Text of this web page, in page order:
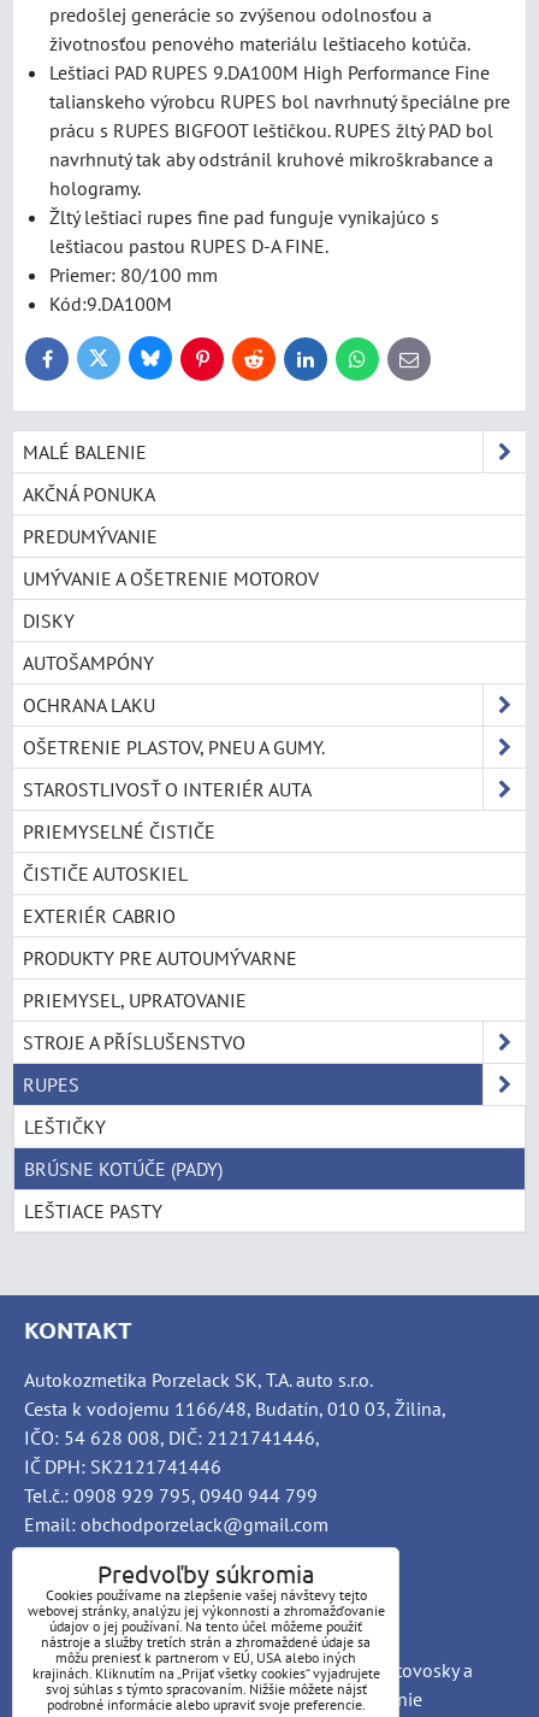
predošlej generácie so zvýšenou odolnosťou a
životnosťou penového materiálu leštiaceho kotúča.
Leštiaci PAD RUPES 9.DA100M High Performance Fine
talianskeho výrobcu RUPES bol navrhnutý špeciálne pre
prácu s RUPES BIGFOOT leštičkou. RUPES žltý PAD bol
navrhnutý tak aby odstránil kruhové mikroškrabance a
hologramy.
Žltý leštiaci rupes fine pad funguje vynikajúco s
leštiacou pastou RUPES D-A FINE.
Priemer: 80/100 mm
Kód:9.DA100M
FacebookTwitter BlueskyPinterestReddit LinkedInWhatsApp
E-
mail
MALÉ BALENIE
AKČNÁ PONUKA
PREDUMÝVANIE
UMÝVANIE A OŠETRENIE MOTOROV
DISKY
AUTOŠAMPÓNY
OCHRANA LAKU
OŠETRENIE PLASTOV, PNEU A GUMY.
STAROSTLIVOSŤ O INTERIÉR AUTA
PRIEMYSELNÉ ČISTIČE
ČISTIČE AUTOSKIEL
EXTERIÉR CABRIO
PRODUKTY PRE AUTOUMÝVARNE
PRIEMYSEL, UPRATOVANIE
STROJE A PŘÍSLUŠENSTVO
RUPES
LEŠTIČKY
BRÚSNE KOTÚČE (PADY)
LEŠTIACE PASTY
KONTAKT
Autokozmetika Porzelack SK, T.A. auto s.r.o.
Cesta k vodojemu 1166/48, Budatín, 010 03, Žilina,
IČO: 54 628 008, DIČ: 2121741446,
IČ DPH: SK2121741446
Tel.č.: 0908 929 795, 0940 944 799
Email: obchodporzelack@gmail.com
INFO
PORZELACK SK Autochémia, car-detailing, autovosky a
brúsne pasty, čističe interiéru a exteriéru, čistenie
Predvoľby súkromia
Cookies používame na zlepšenie vašej návštevy tejto
webovej stránky, analýzu jej výkonnosti a zhromažďovanie
údajov o jej používaní. Na tento účel môžeme použiť
nástroje a služby tretích strán a zhromaždené údaje sa
môžu preniesť k partnerom v EÚ, USA alebo iných
krajinách. Kliknutím na „Prijať všetky cookies“ vyjadrujete
svoj súhlas s týmto spracovaním. Nižšie môžete nájsť
podrobné informácie alebo upraviť svoje preferencie.